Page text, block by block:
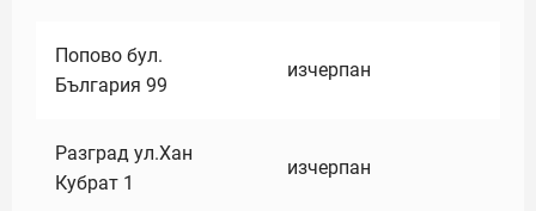
Попово бул.
България 99
изчерпан
Разград ул.Хан
Кубрат 1
изчерпан